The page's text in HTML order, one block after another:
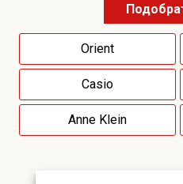
Orient
Casio
Anne Klein